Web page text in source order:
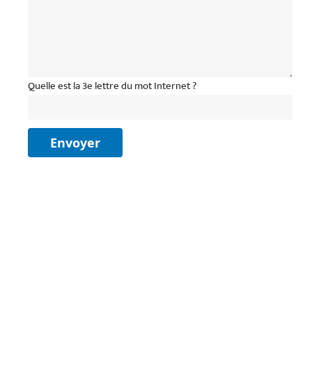
Quelle est la 3e lettre du mot Internet ?